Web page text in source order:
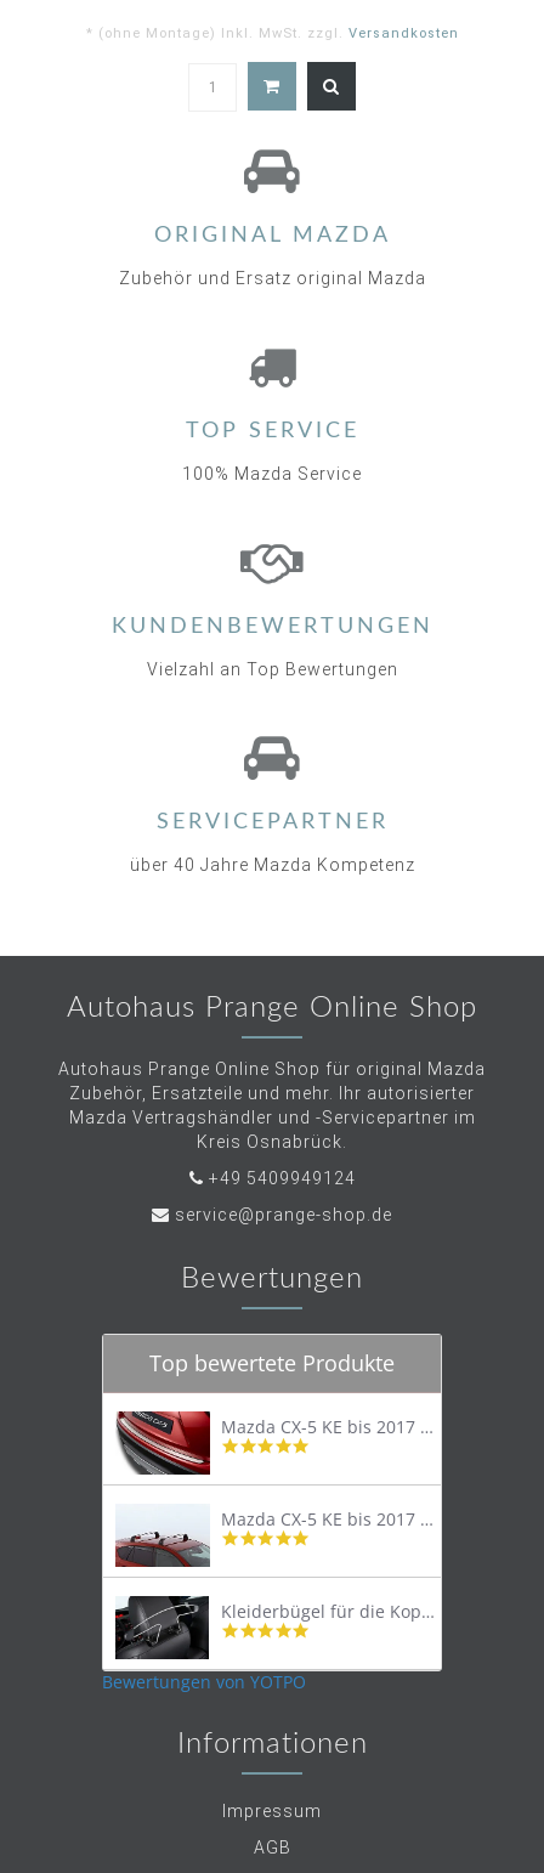
* (ohne Montage) Inkl. MwSt. zzgl. Versandkosten
ORIGINAL MAZDA
Zubehör und Ersatz original Mazda
TOP SERVICE
100% Mazda Service
KUNDENBEWERTUNGEN
Vielzahl an Top Bewertungen
SERVICEPARTNER
über 40 Jahre Mazda Kompetenz
Autohaus Prange Online Shop
Autohaus Prange Online Shop für original Mazda
Zubehör, Ersatzteile und mehr. Ihr autorisierter
Mazda Vertragshändler und -Servicepartner im
Kreis Osnabrück.
+49 5409949124
service@prange-shop.de
Bewertungen
Top bewertete Produkte
Mazda CX-5 KE bis 2017 Trittschutzleiste Edelstahl original
4.8
rating
Mazda CX-5 KE bis 2017 Lastenträger Dachträger
4.9
rating
Kleiderbügel für die Kopfstütze
4.9
rating
Bewertungen von YOTPO
Informationen
Impressum
AGB